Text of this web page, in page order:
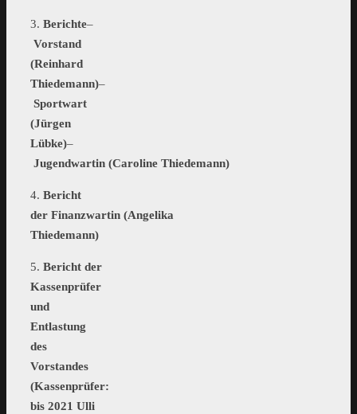
3. Berichte–
Vorstand
(Reinhard
Thiedemann)–
Sportwart
(Jürgen
Lübke)–
Jugendwartin (Caroline Thiedemann)
4. Bericht
der Finanzwartin (Angelika
Thiedemann)
5. Bericht der
Kassenprüfer
und
Entlastung
des
Vorstandes
(Kassenprüfer:
bis 2021 Ulli